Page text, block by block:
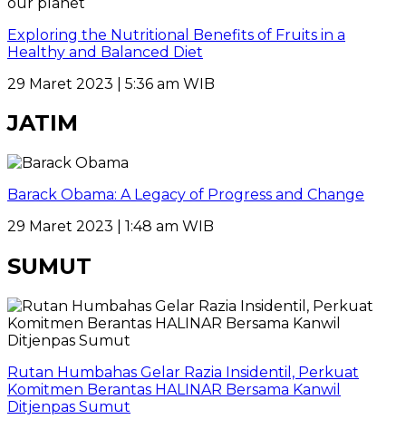
Exploring the Nutritional Benefits of Fruits in a
Healthy and Balanced Diet
29 Maret 2023 | 5:36 am WIB
JATIM
Barack Obama: A Legacy of Progress and Change
29 Maret 2023 | 1:48 am WIB
SUMUT
Rutan Humbahas Gelar Razia Insidentil, Perkuat
Komitmen Berantas HALINAR Bersama Kanwil
Ditjenpas Sumut